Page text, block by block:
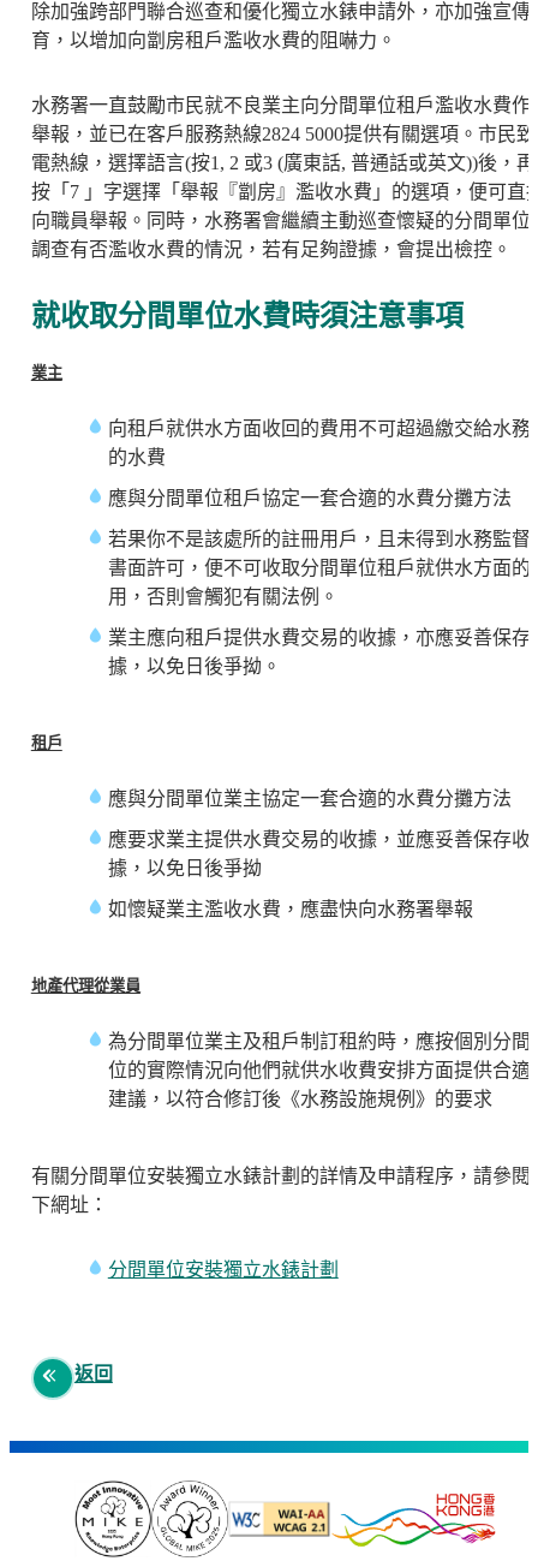
除加強跨部門聯合巡查和優化獨立水錶申請外，亦加強宣傳
育，以增加向劏房租戶濫收水費的阻嚇力。
水務署一直鼓勵市民就不良業主向分間單位租戶濫收水費作
舉報，並已在客戶服務熱線2824 5000提供有關選項。市民致
電熱線，選擇語言(按1, 2 或3 (廣東話, 普通話或英文))後，再
按「7 」字選擇「舉報『劏房』濫收水費」的選項，便可直
向職員舉報。同時，水務署會繼續主動巡查懷疑的分間單位
調查有否濫收水費的情況，若有足夠證據，會提出檢控。
就收取分間單位水費時須注意事項
業主
向租戶就供水方面收回的費用不可超過繳交給水務
的水費
應與分間單位租戶協定一套合適的水費分攤方法
若果你不是該處所的註冊用戶，且未得到水務監督
書面許可，便不可收取分間單位租戶就供水方面的
用，否則會觸犯有關法例。
業主應向租戶提供水費交易的收據，亦應妥善保存
據，以免日後爭拗。
租戶
應與分間單位業主協定一套合適的水費分攤方法
應要求業主提供水費交易的收據，並應妥善保存收
據，以免日後爭拗
如懷疑業主濫收水費，應盡快向水務署舉報
地產代理從業員
為分間單位業主及租戶制訂租約時，應按個別分間
位的實際情況向他們就供水收費安排方面提供合適
建議，以符合修訂後《水務設施規例》的要求
有關分間單位安裝獨立水錶計劃的詳情及申請程序，請參閱
下網址：
分間單位安裝獨立水錶計劃
返回